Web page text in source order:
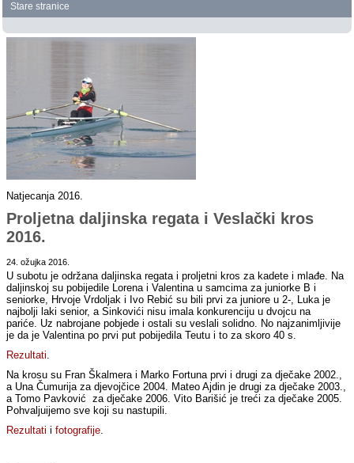
Stare stranice
Natjecanja 2016.
Proljetna daljinska regata i Veslački kros
2016.
24. ožujka 2016.
U subotu je održana daljinska regata i proljetni kros za kadete i mlađe. Na
daljinskoj su pobijedile Lorena i Valentina u samcima za juniorke B i
seniorke, Hrvoje Vrdoljak i Ivo Rebić su bili prvi za juniore u 2-, Luka je
najbolji laki senior, a Sinkovići nisu imala konkurenciju u dvojcu na
pariće. Uz nabrojane pobjede i ostali su veslali solidno. No najzanimljivije
je da je Valentina po prvi put pobijedila Teutu i to za skoro 40 s.
Rezultati.
Na krosu su Fran Škalmera i Marko Fortuna prvi i drugi za dječake 2002.,
a Una Čumurija za djevojčice 2004. Mateo Ajdin je drugi za dječake 2003.,
a Tomo Pavković za dječake 2006. Vito Barišić je treći za dječake 2005.
Pohvaljuijemo sve koji su nastupili.
Rezultati ifotografije.